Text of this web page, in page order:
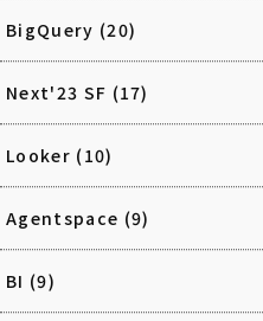
BigQuery (20)
Next'23 SF (17)
Looker (10)
Agentspace (9)
BI (9)